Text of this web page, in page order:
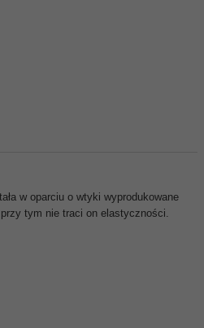
w oparciu o wtyki wyprodukowane
tym nie traci on elastyczności.